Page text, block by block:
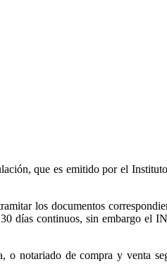
que es emitido por el
los documentos
días continuos, sin embargo el
o notariado de compra y venta